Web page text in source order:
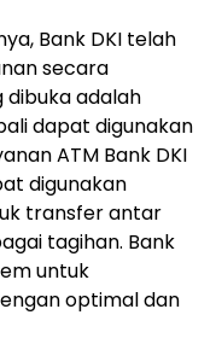
Bank DKI telah
secara
adalah
dapat digunakan
ATM Bank DKI
digunakan
transfer antar
tagihan. Bank
untuk
optimal dan